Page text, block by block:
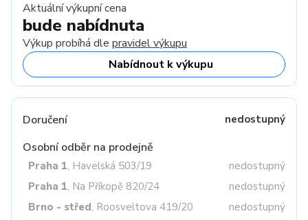
Aktuální výkupní cena
bude nabídnuta
Výkup probíhá dle pravidel výkupu
Nabídnout k výkupu
Doručení nedostupný
Osobní odběr na prodejně
Praha 1, Havelská 503/19
nedostupný
Praha 1, Na Příkopě 820/24
nedostupný
Brno - střed, Roosveltova 419/20
nedostupný